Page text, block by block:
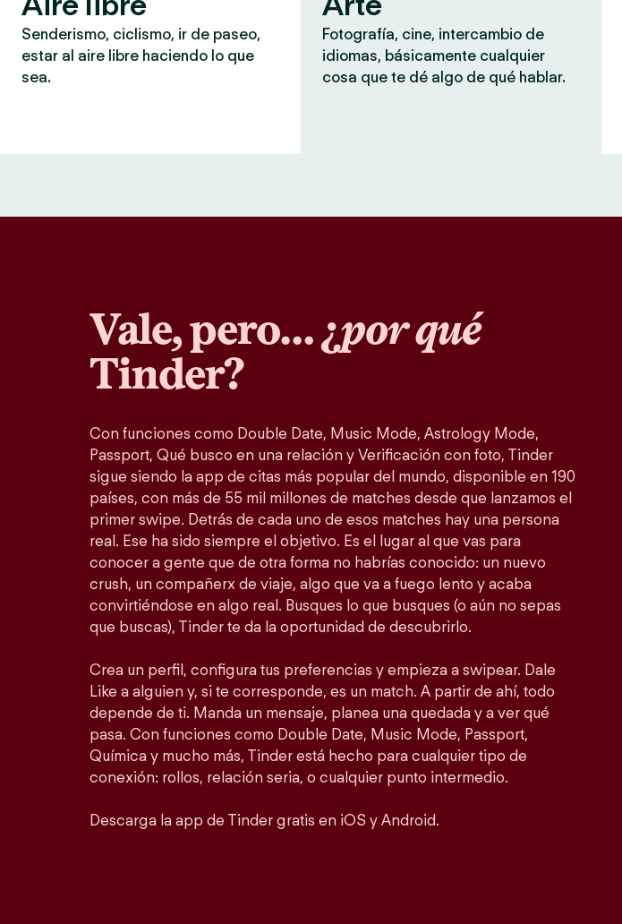
Senderismo, ciclismo, ir de paseo,
estar al aire libre haciendo lo que
sea.
Fotografía, cine, intercambio de
idiomas, básicamente cualquier
cosa que te dé algo de qué hablar.
Vale, pero… ¿por qué
Tinder?
Con funciones como Double Date, Music Mode, Astrology Mode,
Passport, Qué busco en una relación y Verificación con foto, Tinder
sigue siendo la app de citas más popular del mundo, disponible en 190
países, con más de 55 mil millones de matches desde que lanzamos el
primer swipe. Detrás de cada uno de esos matches hay una persona
real. Ese ha sido siempre el objetivo. Es el lugar al que vas para
conocer a gente que de otra forma no habrías conocido: un nuevo
crush, un compañerx de viaje, algo que va a fuego lento y acaba
convirtiéndose en algo real. Busques lo que busques (o aún no sepas
que buscas), Tinder te da la oportunidad de descubrirlo.
Crea un perfil, configura tus preferencias y empieza a swipear. Dale
Like a alguien y, si te corresponde, es un match. A partir de ahí, todo
depende de ti. Manda un mensaje, planea una quedada y a ver qué
pasa. Con funciones como Double Date, Music Mode, Passport,
Química y mucho más, Tinder está hecho para cualquier tipo de
conexión: rollos, relación seria, o cualquier punto intermedio.
Descarga la app de Tinder gratis en iOS y Android.